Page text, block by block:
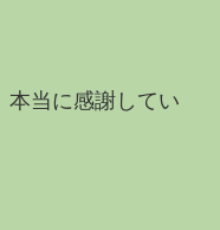
本当に感謝してい